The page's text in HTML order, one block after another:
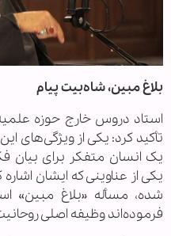
بلاغ مبین، شاه‌بیت پیام
استاد دروس خارج حوزه
تأکید کرد: یکی از ویژگی‌های
یک انسان متفکر برای بیان
یکی از عناوینی که ایشان
شده، مسأله «بلاغ مبین»
فرموده‌اند وظیفه اصلی